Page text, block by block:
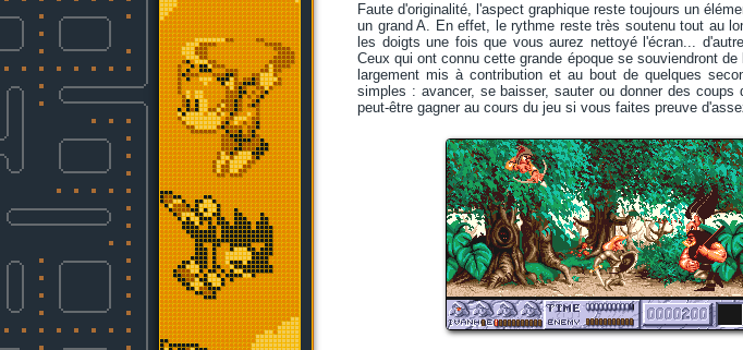
Faute d'originalité, l'aspect graphique reste toujours un
un grand A. En effet, le rythme reste très soutenu tout au
les doigts une fois que vous aurez nettoyé l'écran...
Ceux qui ont connu cette grande époque se souviendront
largement mis à contribution et au bout de quelques
simples : avancer, se baisser, sauter ou donner des
peut-être gagner au cours du jeu si vous faites preuve